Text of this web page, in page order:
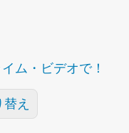
ム・ビデオで！
え